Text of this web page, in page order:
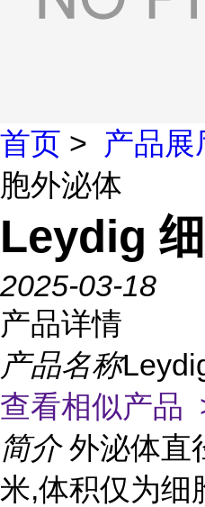
首页 > 产品展
胞外泌体
Leydig
2025-03-18
产品详情
产品名称
查看相似产品
简介 外泌体直
米,体积仅为细